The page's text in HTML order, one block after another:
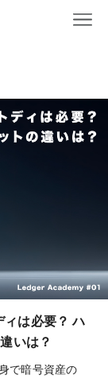
ィは必要？ ハ
いは？
で暗号資産の